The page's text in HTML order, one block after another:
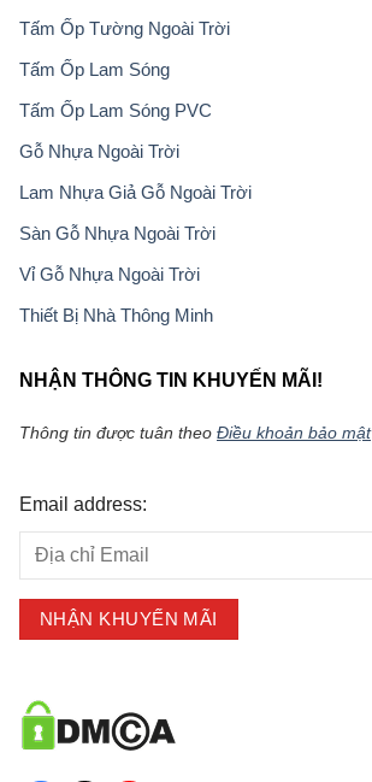
Tấm Ốp Tường Ngoài Trời
Tấm Ốp Lam Sóng
Tấm Ốp Lam Sóng PVC
Gỗ Nhựa Ngoài Trời
Lam Nhựa Giả Gỗ Ngoài Trời
Sàn Gỗ Nhựa Ngoài Trời
Vỉ Gỗ Nhựa Ngoài Trời
Thiết Bị Nhà Thông Minh
NHẬN THÔNG TIN KHUYẾN MÃI!
Thông tin được tuân theo Điều khoản bảo mật
Email address: